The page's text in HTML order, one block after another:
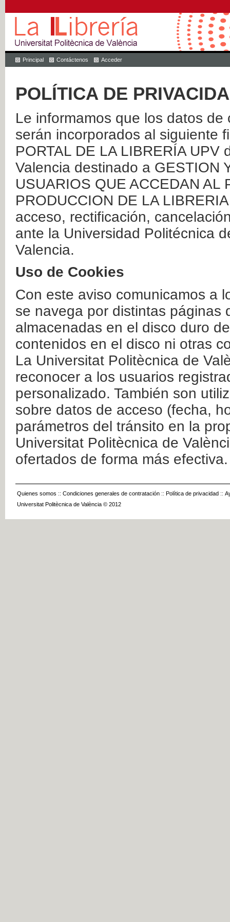
Principal Contáctenos Acceder
POLÍTICA DE
Le informamos que los datos
serán incorporados al siguiente
PORTAL DE LA LIBRERÍA
Valencia destinado a GESTION
USUARIOS QUE ACCEDAN AL
PRODUCCION DE LA
acceso, rectificación,
ante la Universidad Politécnica
Valencia.
Uso de Cookies
Con este aviso comunicamos a
se navega por distintas páginas
almacenadas en el disco duro
contenidos en el disco ni otras
La Universitat Politècnica de
reconocer a los usuarios
personalizado. También son
sobre datos de acceso (fecha,
parámetros del tránsito en la
Universitat Politècnica de
ofertados de forma más efectiva.
Quienes somos :: Condiciones generales de contratación :: Política de privacidad ::
Universitat Politècnica de València © 2012